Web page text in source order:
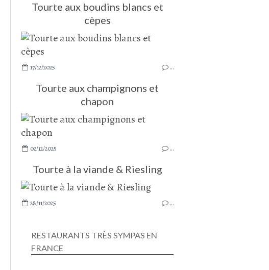
Tourte aux boudins blancs et
cèpes
17/12/2025 …
Tourte aux champignons et
chapon
02/12/2025 …
Tourte à la viande & Riesling
28/11/2025 …
RESTAURANTS TRÈS SYMPAS EN
FRANCE